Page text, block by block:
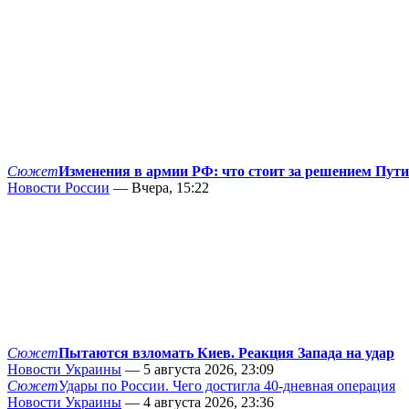
СюжетИзменения в армии РФ: что стоит за решением
Новости России — Вчера, 15:22
СюжетПытаются взломать Киев. Реакция Запада на удар
Новости Украины — 5 августа 2026, 23:09
СюжетУдары по России. Чего достигла 40-дневная операция
Новости Украины — 4 августа 2026, 23:36